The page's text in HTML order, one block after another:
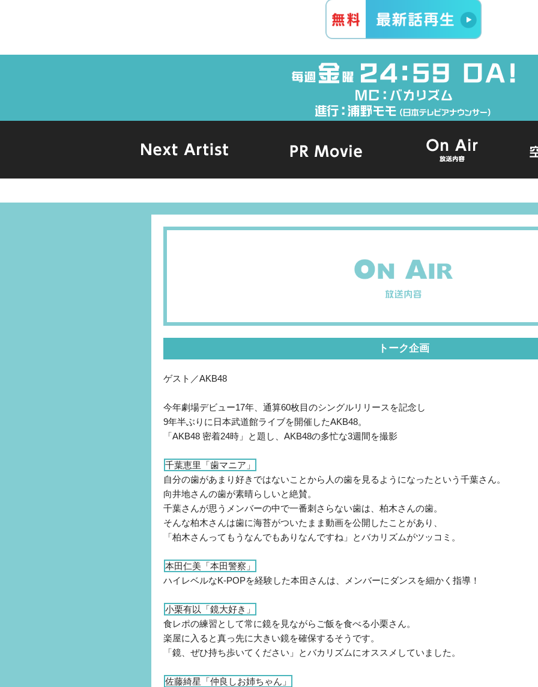
トーク企画
ゲスト／AKB48
今年劇場デビュー17年、通算60枚目のシングルリリースを記念し
9年半ぶりに日本武道館ライブを開催したAKB48。
「AKB48 密着24時」と題し、AKB48の多忙な3週間を撮影
千葉恵里「歯マニア」
自分の歯があまり好きではないことから人の歯を見るようになったという千葉さん。
向井地さんの歯が素晴らしいと絶賛。
千葉さんが思うメンバーの中で一番刺さらない歯は、柏木さんの歯。
そんな柏木さんは歯に海苔がついたまま動画を公開したことがあり、
「柏木さんってもうなんでもありなんですね」とバカリズムがツッコミ。
本田仁美「本田警察」
ハイレベルなK-POPを経験した本田さんは、メンバーにダンスを細かく指導！
小栗有以「鏡大好き」
食レポの練習として常に鏡を見ながらご飯を食べる小栗さん。
楽屋に入ると真っ先に大きい鏡を確保するそうです。
「鏡、ぜひ持ち歩いてください」とバカリズムにオススメしていました。
佐藤綺星「仲良しお姉ちゃん」